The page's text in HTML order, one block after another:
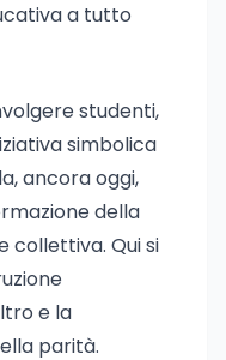
a tutto
studenti,
simbolica
ancora oggi,
della
collettiva. Qui si
e la
parità.